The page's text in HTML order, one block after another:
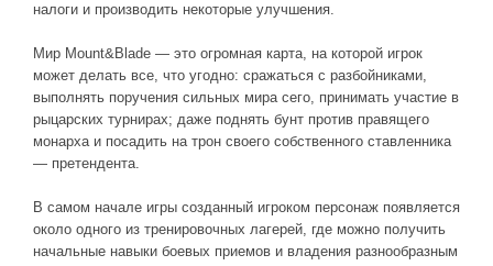
налоги и производить некоторые улучшения.
Мир Mount&Blade — это огромная карта, на которой игрок
может делать все, что угодно: сражаться с разбойниками,
выполнять поручения сильных мира сего, принимать участие в
рыцарских турнирах; даже поднять бунт против правящего
монарха и посадить на трон своего собственного ставленника
— претендента.
В самом начале игры созданный игроком персонаж появляется
около одного из тренировочных лагерей, где можно получить
начальные навыки боевых приемов и владения разнообразным